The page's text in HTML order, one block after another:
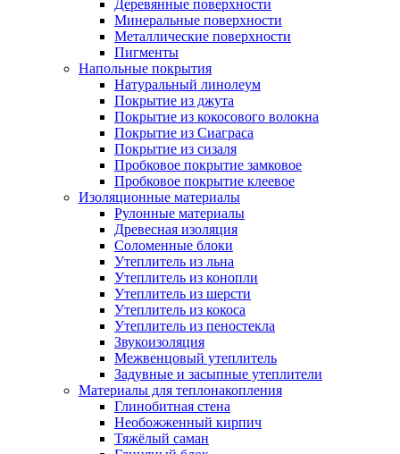
Деревянные поверхности
Минеральные поверхности
Металлические поверхности
Пигменты
Напольные покрытия
Натуральный линолеум
Покрытие из джута
Покрытие из кокосового волокна
Покрытие из Сиаграса
Покрытие из сизаля
Пробковое покрытие замковое
Пробковое покрытие клеевое
Изоляционные материалы
Рулонные материалы
Древесная изоляция
Соломенные блоки
Утеплитель из льна
Утеплитель из конопли
Утеплитель из шерсти
Утеплитель из кокоса
Утеплитель из пеностекла
Звукоизоляция
Межвенцовый утеплитель
Задувные и засыпные утеплители
Материалы для теплонакопления
Глинобитная стена
Необожженный кирпич
Тяжёлый саман